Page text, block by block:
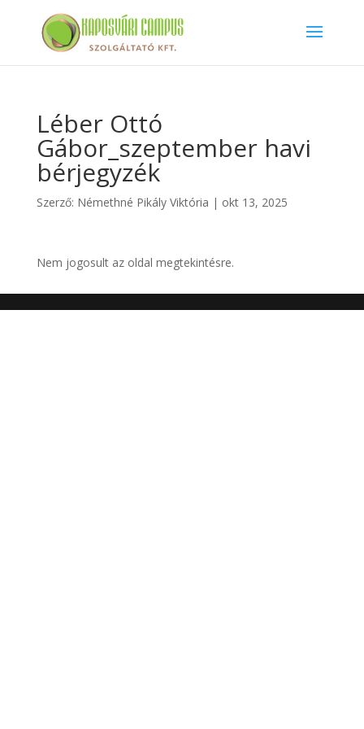
Léber Ottó
Gábor_szeptember havi
bérjegyzék
Szerző: Némethné Pikály Viktória | okt 13, 2025
Nem jogosult az oldal megtekintésre.